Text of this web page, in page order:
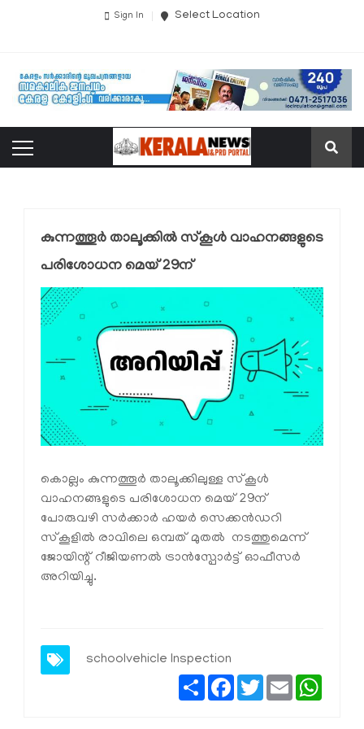
Sign In Select Location
കുന്നത്തൂര്‍ താലൂക്കിൽ സ്‌കൂള്‍ വാഹനങ്ങളുടെ
പരിശോധന മെയ് 29ന്
കൊല്ലം കുന്നത്തൂര്‍ താലൂക്കിലുള്ള സ്‌കൂള്‍
വാഹനങ്ങളുടെ പരിശോധന മെയ് 29ന്
പോരുവഴി സര്‍ക്കാര്‍ ഹയര്‍ സെക്കന്‍ഡറി
സ്‌കൂളില്‍ രാവിലെ ഒമ്പത് മുതല്‍ നടത്തുമെന്ന്
ജോയിന്റ് റീജിയണല്‍ ട്രാന്‍സ്പോര്‍ട്ട് ഓഫീസര്‍
അറിയിച്ചു.
schoolvehicle Inspection
ShareFacebook
TwitterEmail